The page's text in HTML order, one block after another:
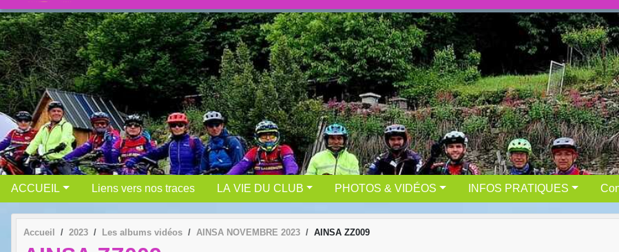
ACCUEIL Liens vers nos traces LA VIE DU CLUB PHOTOS & VIDÉOS INFOS PRATIQUES
Accueil 2023 Les albums vidéos AINSA NOVEMBRE 2023 AINSA ZZ009